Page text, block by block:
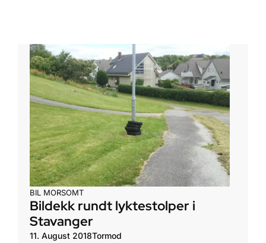
BIL MORSOMT
Bildekk rundt lyktestolper i
Stavanger
11. August 2018Tormod